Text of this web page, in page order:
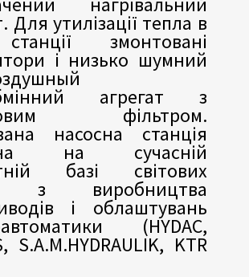
Для утилізації тепла в
змонтовані
і низько шумний
агрегат з
фільтром.
насосна станція
на сучасній
базі світових
з виробництва
і облаштувань
(HYDAC,
S.A.M.HYDRAULIK, KTR